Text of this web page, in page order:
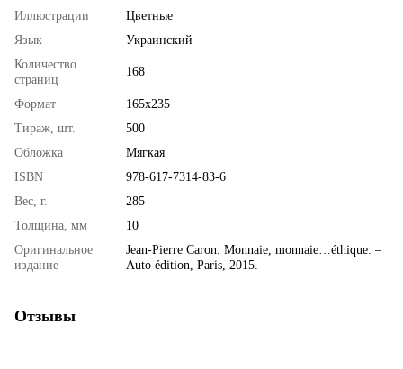
Иллюстрации
Цветные
Язык
Украинский
Количество
страниц
168
Формат
165х235
Тираж, шт.
500
Обложка
Мягкая
ISBN
978-617-7314-83-6
Вес, г.
285
Толщина, мм
10
Оригинальное
издание
Jean-Pierre Caron. Monnaie, monnaie…éthique. –
Auto édition, Paris, 2015.
Отзывы